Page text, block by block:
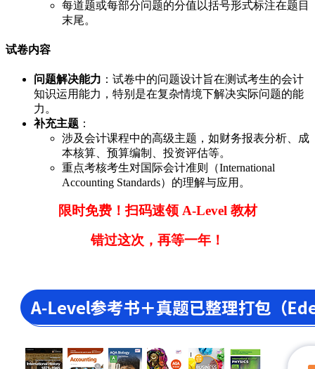
每道题或每部分问题的分值以括号形式标注在题目
末尾。
试卷内容
问题解决能力 ：试卷中的问题设计旨在测试考生的会计
知识运用能力，特别是在复杂情境下解决实际问题的能
力。
补充主题 ：
涉及会计课程中的高级主题，如财务报表分析、成
本核算、预算编制、投资评估等。
重点考核考生对国际会计准则（International
Accounting Standards）的理解与应用。
限时免费！扫码速领 A-Level 教材
错过这次，再等一年！